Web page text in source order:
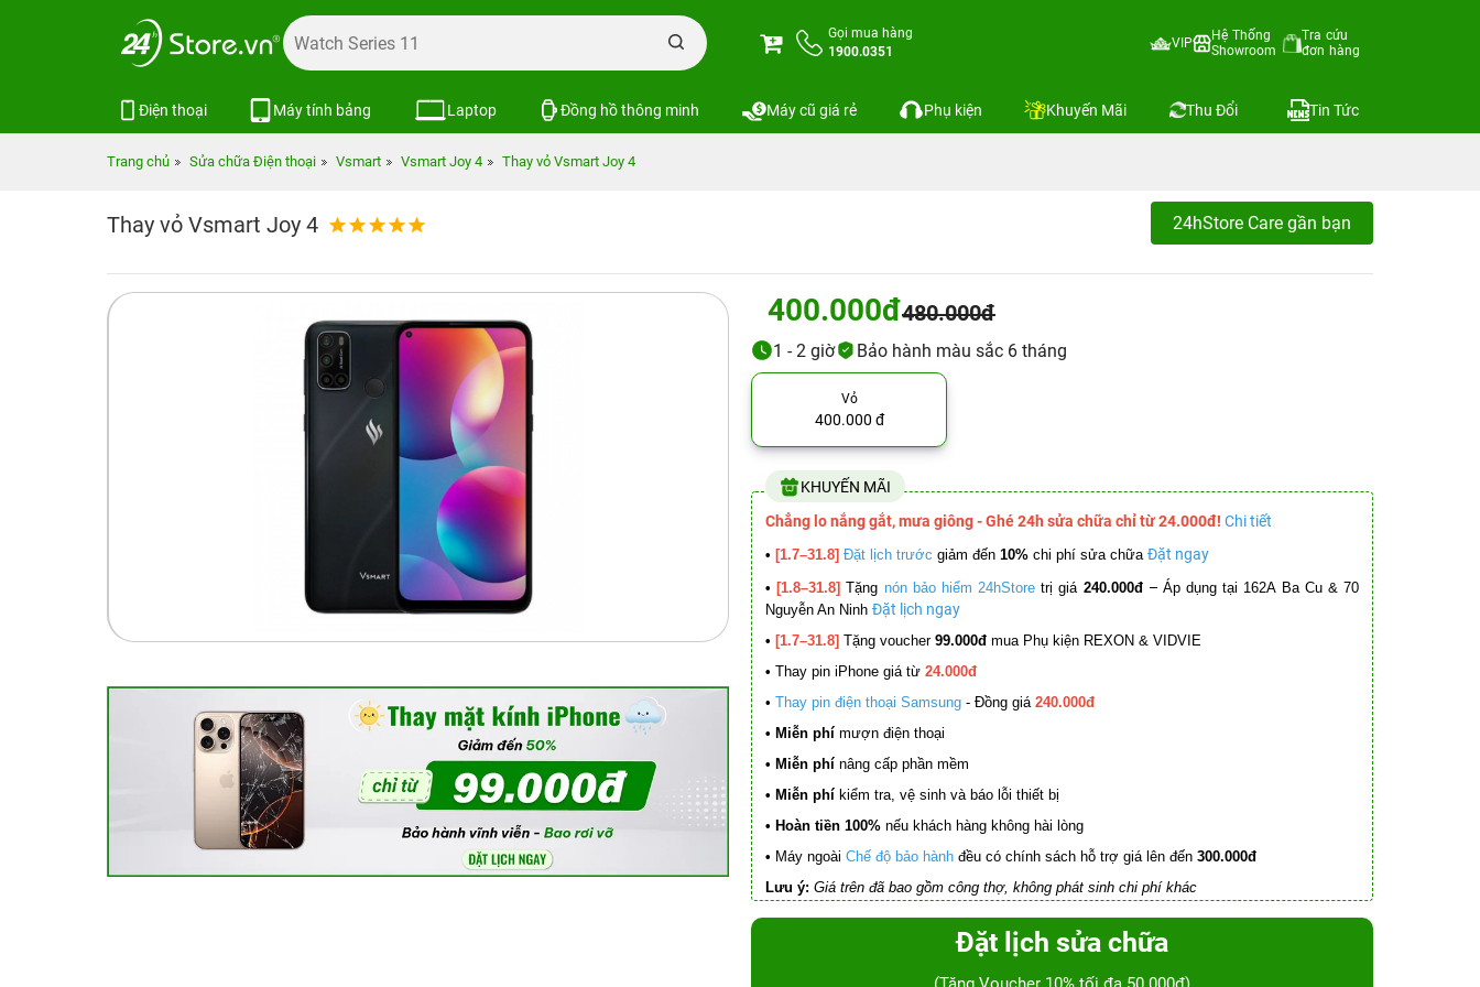
Gọi mua hàng
1900.0351
VIP
Hệ Thống
Showroom
Tra cứu
đơn hàng
Điện thoại Máy tính bảng Laptop Đồng hồ thông minh Máy cũ giá rẻ Phụ kiện Khuyến Mãi Thu Đổi Tin Tức
Trang chủ Sửa chữa Điện thoại Vsmart Vsmart Joy 4 Thay vỏ Vsmart Joy 4
Thay vỏ Vsmart Joy 4 24hStore Care gần bạn
400.000đ480.000đ
1 - 2 giờ Bảo hành màu sắc 6 tháng
Vỏ
400.000 đ
KHUYẾN MÃI
Chẳng lo nắng gắt, mưa giông - Ghé 24h sửa chữa chỉ từ 24.000đ! Chi tiết
• [1.7–31.8] Đặt lịch trước giảm đến 10% chi phí sửa chữa Đặt ngay
• [1.8–31.8] Tặng nón bảo hiểm 24hStore trị giá 240.000đ – Áp dụng tại 162A Ba Cu & 70
Nguyễn An Ninh Đặt lịch ngay
• [1.7–31.8] Tặng voucher 99.000đ mua Phụ kiện REXON & VIDVIE
• Thay pin iPhone giá từ 24.000đ
• Thay pin điện thoại Samsung - Đồng giá 240.000đ
• Miễn phí mượn điện thoại
• Miễn phí nâng cấp phần mềm
• Miễn phí kiểm tra, vệ sinh và báo lỗi thiết bị
• Hoàn tiền 100% nếu khách hàng không hài lòng
• Máy ngoài Chế độ bảo hành đều có chính sách hỗ trợ giá lên đến 300.000đ
Lưu ý: Giá trên đã bao gồm công thợ, không phát sinh chi phí khác
Đặt lịch sửa chữa